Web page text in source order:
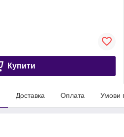
Купити
Доставка Оплата Умови